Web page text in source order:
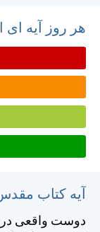
هر روز آیه
آیه کتاب
دوست واقعی در